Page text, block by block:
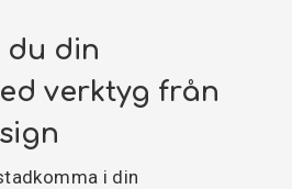
du din
verktyg från
i din